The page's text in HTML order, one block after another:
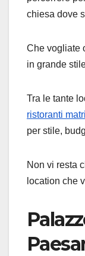
chiesa dove
Che vogliate
in grande
Tra le tante
ristoranti
per stile,
Non vi resta
location che